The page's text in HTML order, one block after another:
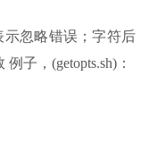
示忽略错误；字符后
子，(getopts.sh)：